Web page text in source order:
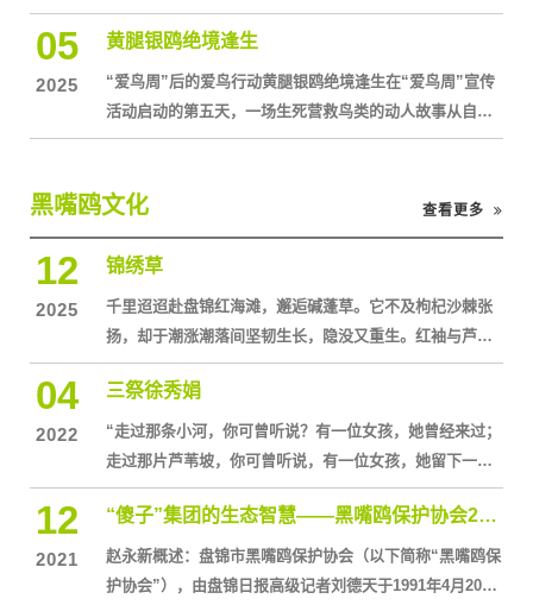
愿披露名称的企业资助，由盘锦市黑嘴鸥保护协会实施孵
化，经水产育苗专家100余天的辛勤努力，
益活动盘锦分会场正式拉开帷幕！来自各行各业的领导、
志愿者，还有精神饱满的老师和朝气蓬勃的同学们齐聚一
堂，用热情与行动，为这条海岸线进行了一次大扫除。 此
次活动的顺利开展，离不开多方力量的携手同行。自然资
源部国土空间生态修复司、共青团中央社会联络部、自然
05
2025
黄腿银鸥绝境逢生
“爱鸟周”后的爱鸟行动黄腿银鸥绝境逢生在“爱鸟周”宣传
活动启动的第五天，一场生死营救鸟类的动人故事从自然
保护区演绎到市区。5月4日，市黑嘴鸥保护协会会长刘德
时，掀起了故事的开端。“那里有只鸟儿的尸体！”当天下
泥滩上的一具鸟类尸体。走近方察觉其还有微弱的喘息。
黑嘴鸥文化 查看更多
12
2025
锦绣草
千里迢迢赴盘锦红海滩，邂逅碱蓬草。它不及枸杞沙棘张
扬，却于潮涨潮落间坚韧生长，隐没又重生。红袖与芦生
的传说为红滩添了凄美，这里更是丹顶鹤、黑嘴鸥等 260
余种鸟类的乐园，盛秋时红滩绿苇、碧海黄稻，绘就五彩
画卷。
04
2022
三祭徐秀娟
“走过那条小河，你可曾听说？有一位女孩，她曾经来过；
走过那片芦苇坡，你可曾听说，有一位女孩，她留下一首
歌。为何片片白云悄悄落泪，为何阵阵风儿轻声诉说……”
12
2021
“傻子”集团的生态智慧——黑嘴鸥保护协会20年环保路
赵永新概述：盘锦市黑嘴鸥保护协会（以下简称“黑嘴鸥保
护协会”），由盘锦日报高级记者刘德天于1991年4月20日